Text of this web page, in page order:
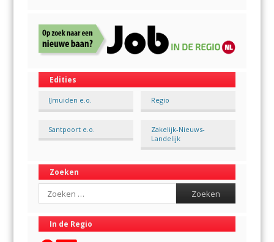
Edities
IJmuiden e.o. Regio
Santpoort e.o.
Zakelijk-Nieuws-
Landelijk
Zoeken
Search
In de Regio